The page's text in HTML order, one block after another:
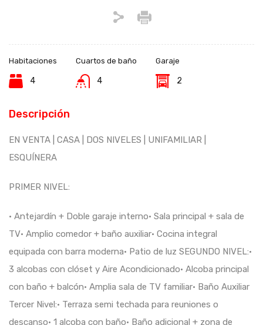
Habitaciones
4
Cuartos de baño
4
Garaje
2
Descripción
EN VENTA | CASA | DOS NIVELES | UNIFAMILIAR |
ESQUÍNERA
PRIMER NIVEL:
• Antejardín + Doble garaje interno• Sala principal + sala de
TV• Amplio comedor + baño auxiliar• Cocina integral
equipada con barra moderna• Patio de luz SEGUNDO NIVEL:•
3 alcobas con clóset y Aire Acondicionado• Alcoba principal
con baño + balcón• Amplia sala de TV familiar• Baño Auxiliar
Tercer Nivel:• Terraza semi techada para reuniones o
descanso• 1 alcoba con baño• Baño adicional + zona de